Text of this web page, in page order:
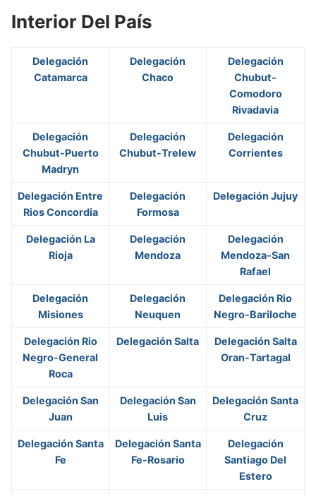
Interior Del País
Delegación
Catamarca
Delegación
Chaco
Delegación
Chubut-
Comodoro
Rivadavia
Delegación
Chubut-Puerto
Madryn
Delegación
Chubut-Trelew
Delegación
Corrientes
Delegación Entre
Rios Concordia
Delegación
Formosa
Delegación Jujuy
Delegación La
Rioja
Delegación
Mendoza
Delegación
Mendoza-San
Rafael
Delegación
Misiones
Delegación
Neuquen
Delegación Rio
Negro-Bariloche
Delegación Rio
Negro-General
Roca
Delegación Salta
Delegación Salta
Oran-Tartagal
Delegación San
Juan
Delegación San
Luis
Delegación Santa
Cruz
Delegación Santa
Fe
Delegación Santa
Fe-Rosario
Delegación
Santiago Del
Estero